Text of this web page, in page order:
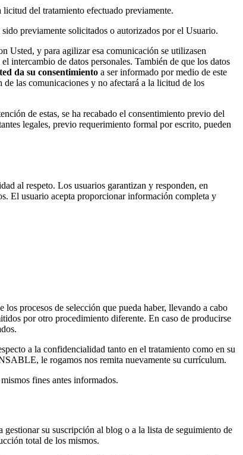
del tratamiento efectuado previamente.
previamente solicitados o autorizados por el Usuario.
Usted, y para agilizar esa comunicación se utilizasen
intercambio de datos personales. También de que los datos
da su consentimiento a ser informado por medio de este
las comunicaciones y no afectará a la licitud de los
de estas, se ha recabado el consentimiento previo del
legales, previo requerimiento formal por escrito, pueden
al respeto. Los usuarios garantizan y responden, en
El usuario acepta proporcionar información completa y
procesos de selección que pueda haber, llevando a cabo
por otro procedimiento diferente. En caso de producirse
a la confidencialidad tanto en el tratamiento como en su
le rogamos nos remita nuevamente su currículum.
fines antes informados.
gestionar su suscripción al blog o a la lista de seguimiento de
total de los mismos.